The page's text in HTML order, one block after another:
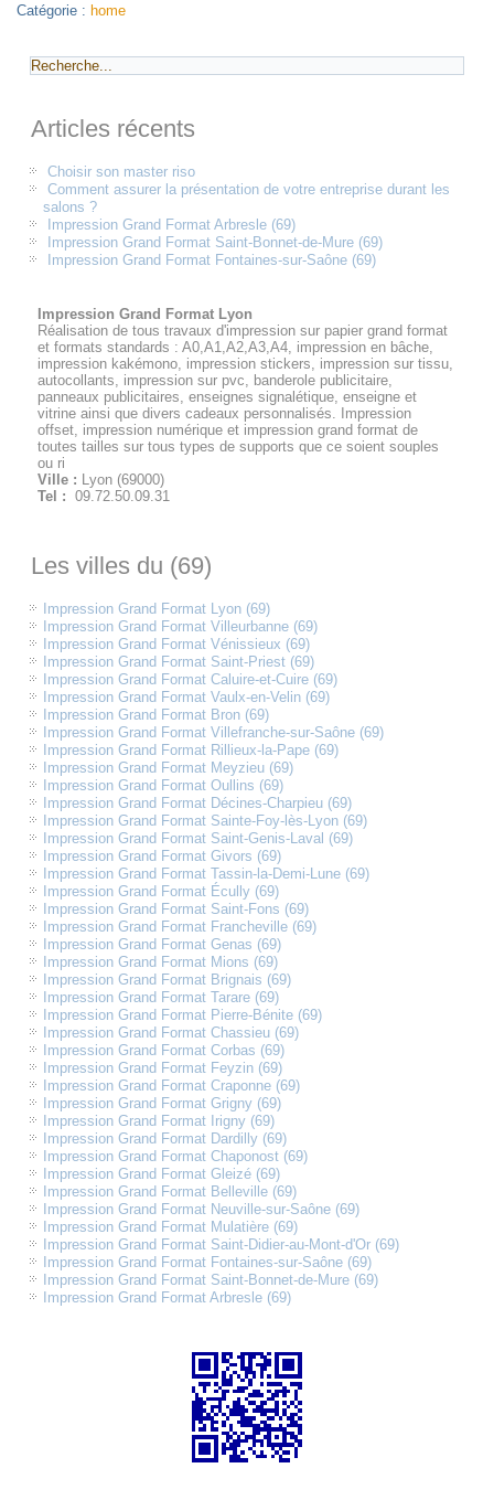
Catégorie :home
Articles récents
Choisir son master riso
Comment assurer la présentation de votre entreprise durant les
salons ?
Impression Grand Format Arbresle (69)
Impression Grand Format Saint-Bonnet-de-Mure (69)
Impression Grand Format Fontaines-sur-Saône (69)
Impression Grand Format Lyon
Réalisation de tous travaux d'impression sur papier grand format
et formats standards : A0,A1,A2,A3,A4, impression en bâche,
impression kakémono, impression stickers, impression sur tissu,
autocollants, impression sur pvc, banderole publicitaire,
panneaux publicitaires, enseignes signalétique, enseigne et
vitrine ainsi que divers cadeaux personnalisés. Impression
offset, impression numérique et impression grand format de
toutes tailles sur tous types de supports que ce soient souples
ou ri
Ville : Lyon (69000)
Tel :
09.72.50.09.31
Les villes du (69)
Impression Grand Format Lyon (69)
Impression Grand Format Villeurbanne (69)
Impression Grand Format Vénissieux (69)
Impression Grand Format Saint-Priest (69)
Impression Grand Format Caluire-et-Cuire (69)
Impression Grand Format Vaulx-en-Velin (69)
Impression Grand Format Bron (69)
Impression Grand Format Villefranche-sur-Saône (69)
Impression Grand Format Rillieux-la-Pape (69)
Impression Grand Format Meyzieu (69)
Impression Grand Format Oullins (69)
Impression Grand Format Décines-Charpieu (69)
Impression Grand Format Sainte-Foy-lès-Lyon (69)
Impression Grand Format Saint-Genis-Laval (69)
Impression Grand Format Givors (69)
Impression Grand Format Tassin-la-Demi-Lune (69)
Impression Grand Format Écully (69)
Impression Grand Format Saint-Fons (69)
Impression Grand Format Francheville (69)
Impression Grand Format Genas (69)
Impression Grand Format Mions (69)
Impression Grand Format Brignais (69)
Impression Grand Format Tarare (69)
Impression Grand Format Pierre-Bénite (69)
Impression Grand Format Chassieu (69)
Impression Grand Format Corbas (69)
Impression Grand Format Feyzin (69)
Impression Grand Format Craponne (69)
Impression Grand Format Grigny (69)
Impression Grand Format Irigny (69)
Impression Grand Format Dardilly (69)
Impression Grand Format Chaponost (69)
Impression Grand Format Gleizé (69)
Impression Grand Format Belleville (69)
Impression Grand Format Neuville-sur-Saône (69)
Impression Grand Format Mulatière (69)
Impression Grand Format Saint-Didier-au-Mont-d'Or (69)
Impression Grand Format Fontaines-sur-Saône (69)
Impression Grand Format Saint-Bonnet-de-Mure (69)
Impression Grand Format Arbresle (69)